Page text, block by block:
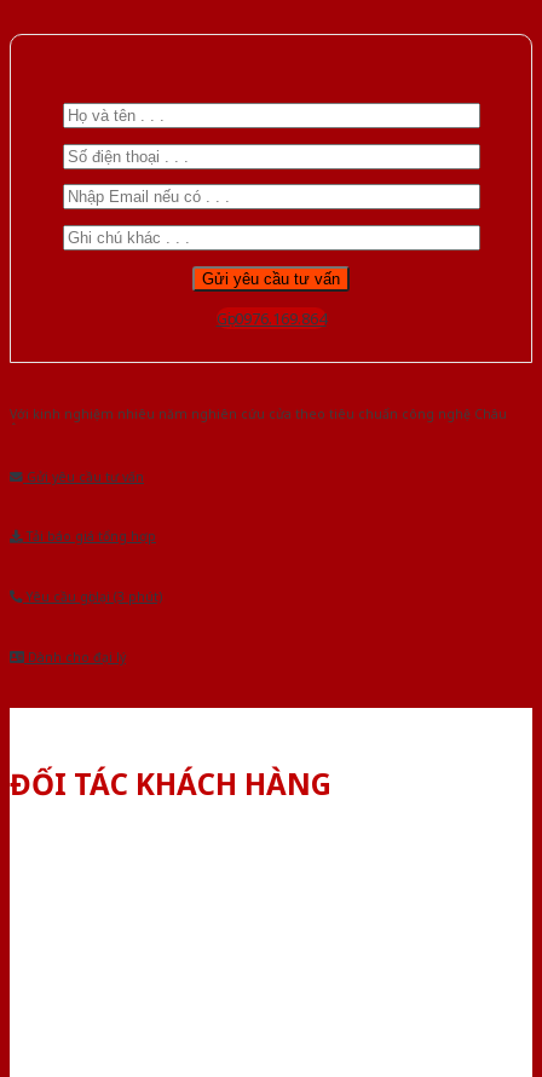
Gọi 0976.169.864
Với kinh nghiệm nhiêu năm nghiên cứu cửa theo tiêu chuẩn công nghệ Châu
Gửi yêu cầu tư vấn
Tải báo giá tổng hợp
Yêu cầu gọi lại (3 phút)
Dành cho đại lý
ĐỐI TÁC KHÁCH HÀNG